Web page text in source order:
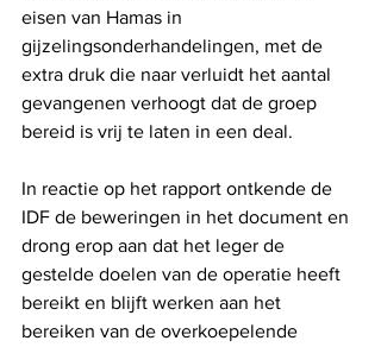
eisen van Hamas in
gijzelingsonderhandelingen, met de
extra druk die naar verluidt het aantal
gevangenen verhoogt dat de groep
bereid is vrij te laten in een deal.
In reactie op het rapport ontkende de
IDF de beweringen in het document en
drong erop aan dat het leger de
gestelde doelen van de operatie heeft
bereikt en blijft werken aan het
bereiken van de overkoepelende